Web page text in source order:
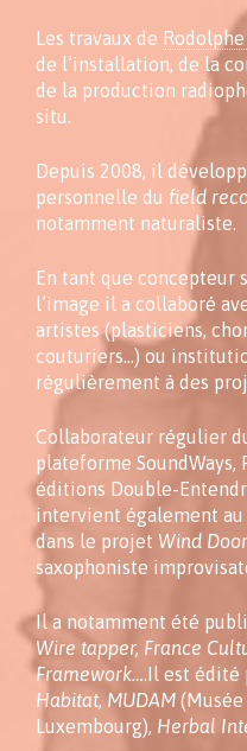
Les travaux de
de l’installation, de la
de la production
situ.
Depuis 2008, il
personnelle du field
notamment naturaliste.
En tant que concepteur
l’image il a collaboré
artistes (plasticiens,
couturiers…) ou
régulièrement à des
Collaborateur régulier
plateforme SoundWays,
éditions Double-
intervient également au
dans le projet Wind
saxophoniste
Il a notamment été
Wire tapper, France
Framework….Il est édité
Habitat, MUDAM (Musée
Luxembourg), Herbal